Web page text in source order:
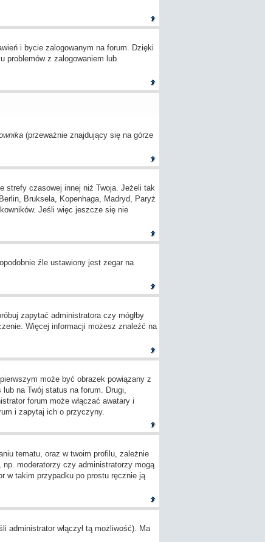
i bycie zalogowanym na forum. Dzięki
problemów z zalogowaniem lub
(przeważnie znajdujący się na górze
strefy czasowej innej niż Twoja. Jeżeli tak
Bruksela, Kopenhaga, Madryd, Paryż
Jeśli więc jeszcze się nie
źle ustawiony jest zegar na
zapytać administratora czy mógłby
Więcej informacji możesz znaleźć na
może być obrazek powiązany z
na Twój status na forum. Drugi,
forum może włączać awatary i
i zapytaj ich o przyczyny.
tematu, oraz w twoim profilu, zależnie
moderatorzy czy administratorzy mogą
w takim przypadku po prostu ręcznie ją
administrator włączył tą możliwość). Ma